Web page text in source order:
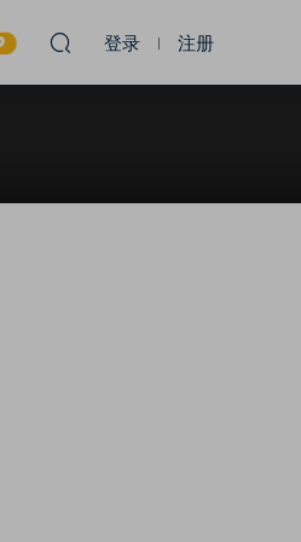
登录 注册